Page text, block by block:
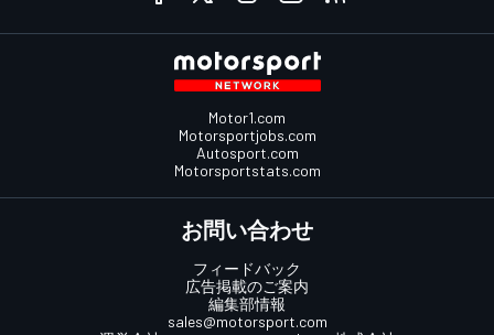
Motor1.com
Motorsportjobs.com
Autosport.com
Motorsportstats.com
お問い合わせ
フィードバック
広告掲載のご案内
編集部情報
sales@motorsport.com